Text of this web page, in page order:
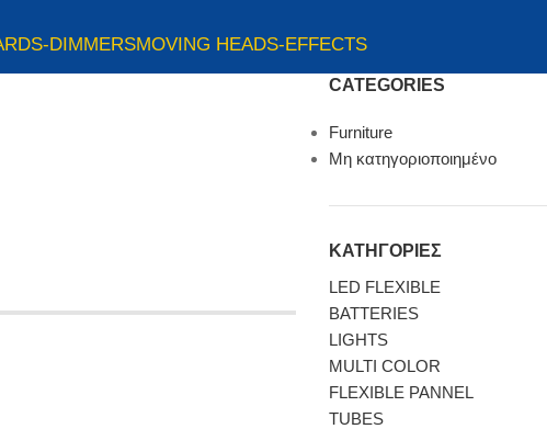
DIMMERSMOVING HEADS-EFFECTS
CATEGORIES
Furniture
Μη κατηγοριοποιημένο
ΚΑΤΗΓΟΡΙΕΣ
LED FLEXIBLE
BATTERIES
LIGHTS
MULTI COLOR
FLEXIBLE PANNEL
TUBES